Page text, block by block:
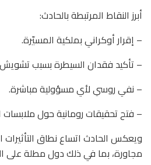
أبرز النقاط المرتبطة بالحادث:
– إقرار أوكراني بملكية المسيّرة.
– تأكيد فقدان السيطرة بسبب تشويش
– نفي روسي لأي مسؤولية مباشرة.
– فتح تحقيقات رومانية حول ملابسات
ويعكس الحادث اتساع نطاق التأثيرات
مجاورة، بما في ذلك دول مطلة على